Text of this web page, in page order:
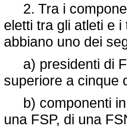
2. Tra i
eletti tra gli atleti e
abbiano uno dei
a) presidenti di
superiore a cinque
b) componenti in
una FSP, di una